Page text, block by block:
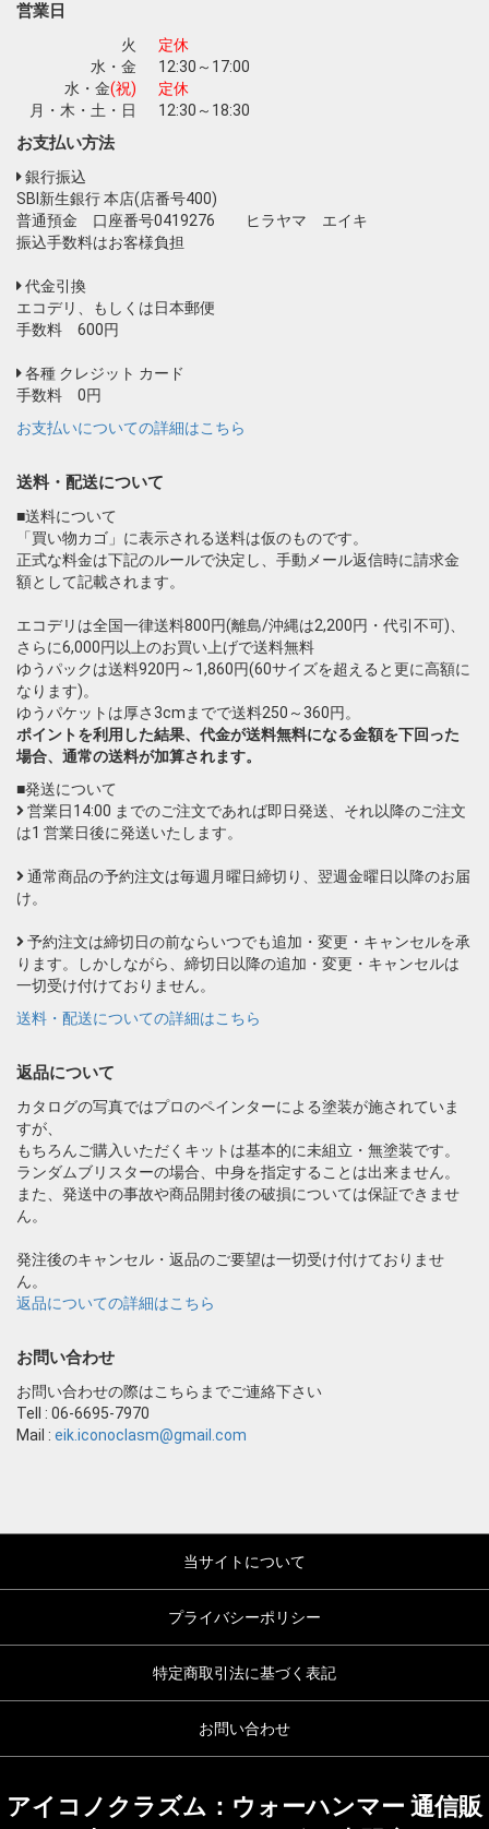
営業日
火
定休
水・金
12:30～17:00
水・金(祝)
定休
月・木・土・日
12:30～18:30
お支払い方法
銀行振込
SBI新生銀行 本店(店番号400)
普通預金 口座番号0419276 ヒラヤマ エイキ
振込手数料はお客様負担
代金引換
エコデリ、もしくは日本郵便
手数料 600円
各種 クレジット カード
手数料 0円
お支払いについての詳細はこちら
送料・配送について
■送料について
「買い物カゴ」に表示される送料は仮のものです。
正式な料金は下記のルールで決定し、手動メール返信時に請求金
額として記載されます。
エコデリは全国一律送料800円(離島/沖縄は2,200円・代引不可)、
さらに6,000円以上のお買い上げで送料無料
ゆうパックは送料920円～1,860円(60サイズを超えると更に高額に
なります)。
ゆうパケットは厚さ3cmまでで送料250～360円。
ポイントを利用した結果、代金が送料無料になる金額を下回った
場合、通常の送料が加算されます。
■発送について
営業日14:00 までのご注文であれば即日発送、それ以降のご注文
は1 営業日後に発送いたします。
通常商品の予約注文は毎週月曜日締切り、翌週金曜日以降のお届
け。
予約注文は締切日の前ならいつでも追加・変更・キャンセルを承
ります。しかしながら、締切日以降の追加・変更・キャンセルは
一切受け付けておりません。
送料・配送についての詳細はこちら
返品について
カタログの写真ではプロのペインターによる塗装が施されていま
すが、
もちろんご購入いただくキットは基本的に未組立・無塗装です。
ランダムブリスターの場合、中身を指定することは出来ません。
また、発送中の事故や商品開封後の破損については保証できませ
ん。
発注後のキャンセル・返品のご要望は一切受け付けておりませ
ん。
返品についての詳細はこちら
お問い合わせ
お問い合わせの際はこちらまでご連絡下さい
Tell : 06-6695-7970
Mail : eik.iconoclasm@gmail.com
当サイトについて
プライバシーポリシー
特定商取引法に基づく表記
お問い合わせ
アイコノクラズム：ウォーハンマー 通信販